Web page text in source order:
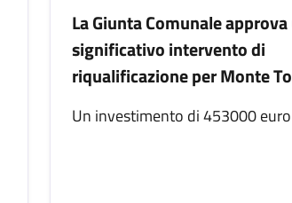
La Giunta Comunale
significativo intervento di
riqualificazione per Monte
Un investimento di 453000 euro